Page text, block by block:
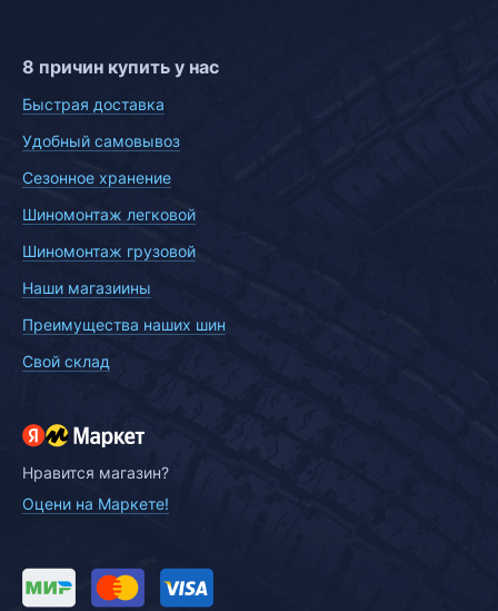
8 причин купить у нас
Быстрая доставка
Удобный самовывоз
Сезонное хранение
Шиномонтаж легковой
Шиномонтаж грузовой
Наши магазиины
Преимущества наших шин
Свой склад
Нравится магазин?
Оцени на Маркете!